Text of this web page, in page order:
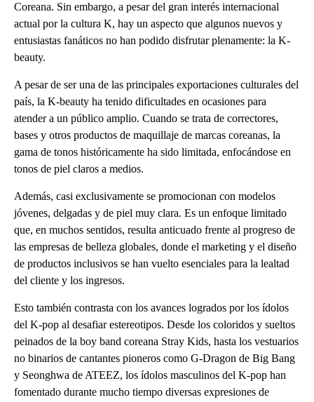
Coreana. Sin embargo, a pesar del gran interés internacional
actual por la cultura K, hay un aspecto que algunos nuevos y
entusiastas fanáticos no han podido disfrutar plenamente: la K-
beauty.
A pesar de ser una de las principales exportaciones culturales del
país, la K-beauty ha tenido dificultades en ocasiones para
atender a un público amplio. Cuando se trata de correctores,
bases y otros productos de maquillaje de marcas coreanas, la
gama de tonos históricamente ha sido limitada, enfocándose en
tonos de piel claros a medios.
Además, casi exclusivamente se promocionan con modelos
jóvenes, delgadas y de piel muy clara. Es un enfoque limitado
que, en muchos sentidos, resulta anticuado frente al progreso de
las empresas de belleza globales, donde el marketing y el diseño
de productos inclusivos se han vuelto esenciales para la lealtad
del cliente y los ingresos.
Esto también contrasta con los avances logrados por los ídolos
del K-pop al desafiar estereotipos. Desde los coloridos y sueltos
peinados de la boy band coreana Stray Kids, hasta los vestuarios
no binarios de cantantes pioneros como G-Dragon de Big Bang
y Seonghwa de ATEEZ, los ídolos masculinos del K-pop han
fomentado durante mucho tiempo diversas expresiones de